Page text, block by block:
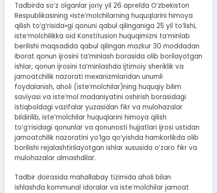
Tadbirda so‘z olganlar joriy yil 26 aprelda O‘zbekiston
Respublikasining «Iste’molchilarning huquqlarini himoya
qilish to‘g‘risida»gi qonuni qabul qilinganiga 25 yil to‘lishi,
iste’molchilikka oid Konstitusion huquqimizni ta’minlab
berilishi maqsadida qabul qilingan mazkur 30 moddadan
iborat qonun ijrosini ta’minlash borasida olib borilayotgan
ishlar, qonun ijrosini ta’minlashda ijtimoiy sheriklik va
jamoatchilik nazorati mexanizmlaridan unumli
foydalanish, aholi (iste’molchilar)ning huquqiy bilim
saviyasi va iste’mol madaniyatini oshirish borasidagi
istiqboldagi vazifalar yuzasidan fikr va mulohazalar
bildirilib, iste’molchilar huquqlarini himoya qilish
to‘g‘risidagi qonunlar va qonunosti hujjatlari ijrosi ustidan
jamoatchilik nazoratini yo‘lga qo‘yishda hamkorlikda olib
borilishi rejalashtirilayotgan ishlar xususida o‘zaro fikr va
mulohazalar almashdilar.
Tadbir doirasida mahallabay tizimida aholi bilan
ishlashda kommunal idoralar va iste’molchilar jamoat